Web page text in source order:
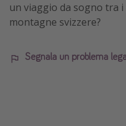
un viaggio da sogno tra i
montagne svizzere?
Segnala un problema